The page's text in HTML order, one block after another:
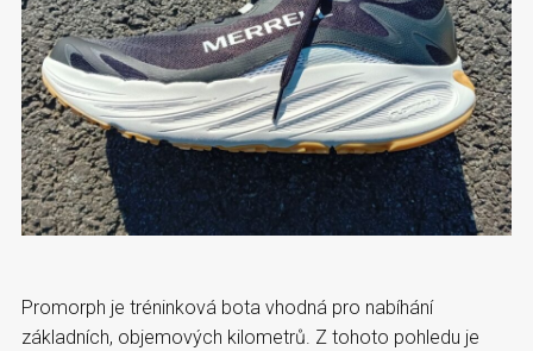
Promorph je tréninková bota vhodná pro nabíhání
základních, objemových kilometrů. Z tohoto pohledu je